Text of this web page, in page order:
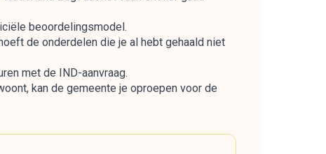
beoordelingsmodel.
de onderdelen die je al hebt gehaald niet
met de IND-aanvraag.
kan de gemeente je oproepen voor de